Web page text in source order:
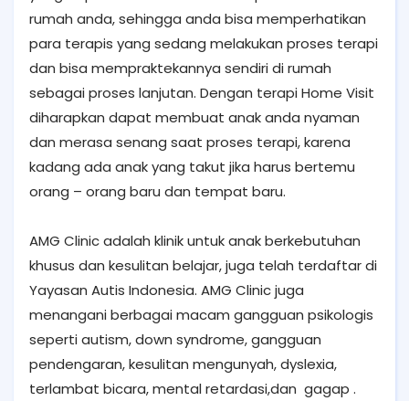
rumah anda, sehingga anda bisa memperhatikan
para terapis yang sedang melakukan proses terapi
dan bisa mempraktekannya sendiri di rumah
sebagai proses lanjutan. Dengan terapi Home Visit
diharapkan dapat membuat anak anda nyaman
dan merasa senang saat proses terapi, karena
kadang ada anak yang takut jika harus bertemu
orang – orang baru dan tempat baru.
AMG Clinic adalah klinik untuk anak berkebutuhan
khusus dan kesulitan belajar, juga telah terdaftar di
Yayasan Autis Indonesia. AMG Clinic juga
menangani berbagai macam gangguan psikologis
seperti autism, down syndrome, gangguan
pendengaran, kesulitan mengunyah, dyslexia,
terlambat bicara, mental retardasi,dan gagap .